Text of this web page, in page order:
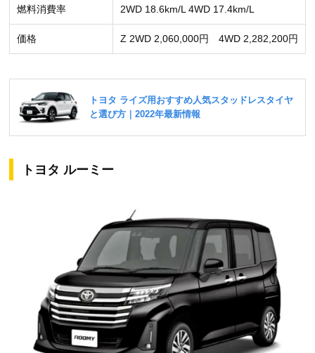
燃料消費率 2WD 18.6km/L 4WD 17.4km/L
価格 Z 2WD 2,060,000円 4WD 2,282,200円
トヨタ ルーミー